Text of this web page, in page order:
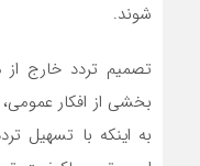
شوند.
تصمیم تردد خارج از
بخشی از افکار عمومی،
به اینکه با تسهیل